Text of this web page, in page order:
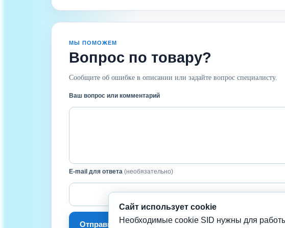
МЫ ПОМОЖЕМ
Вопрос по товару?
Сообщите об ошибке в описании или задайте вопрос специалисту.
Ваш вопрос или комментарий
E-mail для ответа (необязательно)
Отправить сообщение
Сайт использует cookie
Необходимые cookie SID нужны для